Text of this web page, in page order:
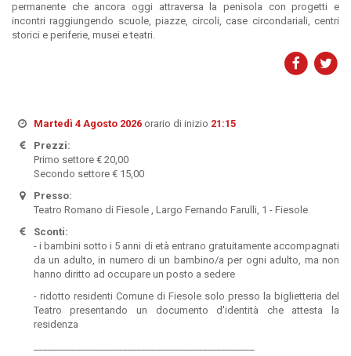
permanente che ancora oggi attraversa la penisola con progetti e
incontri raggiungendo scuole, piazze, circoli, case circondariali, centri
storici e periferie, musei e teatri.
Martedì 4 Agosto 2026orario di inizio 21:15
Prezzi:
Primo settore € 20,00
Secondo settore € 15,00
Presso:
Teatro Romano di Fiesole , Largo Fernando Farulli, 1 - Fiesole
Sconti:
- i bambini sotto i 5 anni di età entrano gratuitamente accompagnati
da un adulto, in numero di un bambino/a per ogni adulto, ma non
hanno diritto ad occupare un posto a sedere
- ridotto residenti Comune di Fiesole solo presso la biglietteria del
Teatro presentando un documento d'identità che attesta la
residenza